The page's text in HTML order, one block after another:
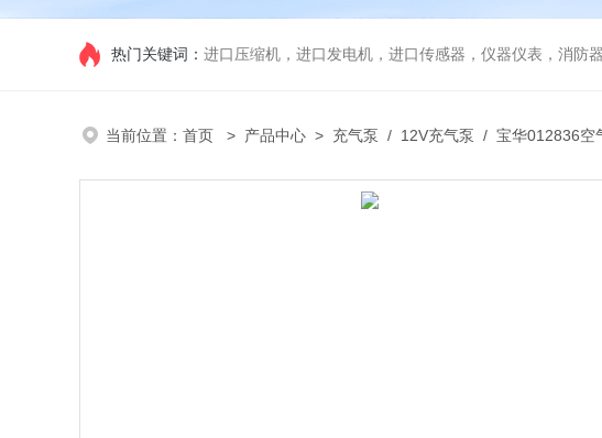
热门关键词： 进口压缩机，进口发电机，进口传感器，仪器仪表，消防
当前位置： 首页 > 产品中心 > 充气泵 / 12V充气泵 / 宝华012836空